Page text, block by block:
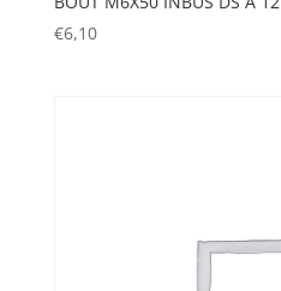
€6,10